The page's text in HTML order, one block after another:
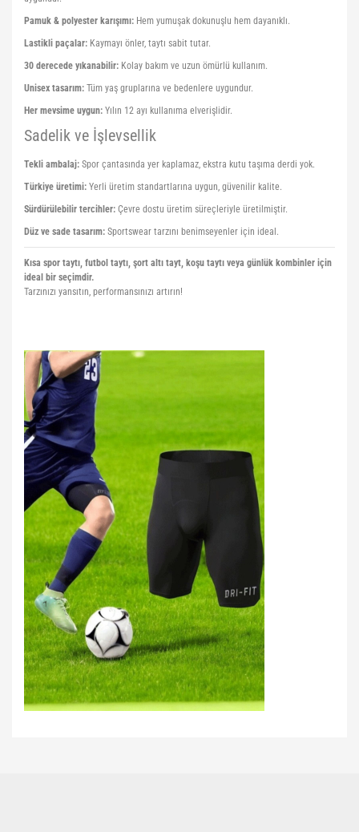
Pamuk & polyester karışımı: Hem yumuşak dokunuşlu hem dayanıklı.
Lastikli paçalar: Kaymayı önler, taytı sabit tutar.
30 derecede yıkanabilir: Kolay bakım ve uzun ömürlü kullanım.
Unisex tasarım: Tüm yaş gruplarına ve bedenlere uygundur.
Her mevsime uygun: Yılın 12 ayı kullanıma elverişlidir.
Sadelik ve İşlevsellik
Tekli ambalaj: Spor çantasında yer kaplamaz, ekstra kutu taşıma derdi yok.
Türkiye üretimi: Yerli üretim standartlarına uygun, güvenilir kalite.
Sürdürülebilir tercihler: Çevre dostu üretim süreçleriyle üretilmiştir.
Düz ve sade tasarım: Sportswear tarzını benimseyenler için ideal.
Kısa spor taytı, futbol taytı, şort altı tayt, koşu taytı veya günlük kombinler için
ideal bir seçimdir.
Tarzınızı yansıtın, performansınızı artırın!